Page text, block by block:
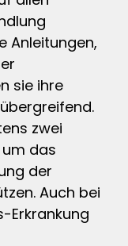
Anleitungen,
sie ihre
zwei
das
der
Auch bei
Erkrankung